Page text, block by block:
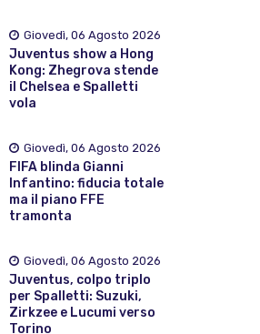
Giovedì, 06 Agosto 2026
Juventus show a Hong
Kong: Zhegrova stende
il Chelsea e Spalletti
vola
Giovedì, 06 Agosto 2026
FIFA blinda Gianni
Infantino: fiducia totale
ma il piano FFE
tramonta
Giovedì, 06 Agosto 2026
Juventus, colpo triplo
per Spalletti: Suzuki,
Zirkzee e Lucumi verso
Torino